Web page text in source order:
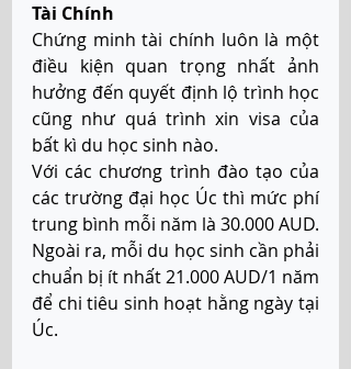
Tài Chính
Chứng minh tài chính luôn là một
điều kiện quan trọng nhất ảnh
hưởng đến quyết định lộ trình học
cũng như quá trình xin visa của
bất kì du học sinh nào.
Với các chương trình đào tạo của
các trường đại học Úc thì mức phí
trung bình mỗi năm là 30.000 AUD.
Ngoài ra, mỗi du học sinh cần phải
chuẩn bị ít nhất 21.000 AUD/1 năm
để chi tiêu sinh hoạt hằng ngày tại
Úc.